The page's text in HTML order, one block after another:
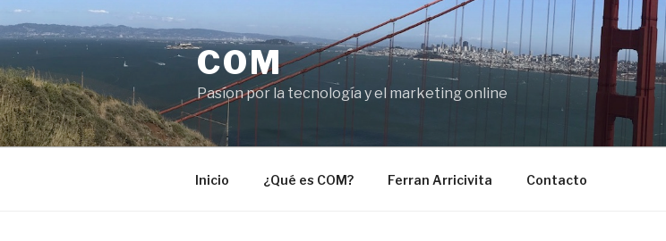
Saltar
al
contenido
COM
Pasíon por la tecnología y el marketing online
Inicio ¿Qué es COM? Ferran Arricivita Contacto